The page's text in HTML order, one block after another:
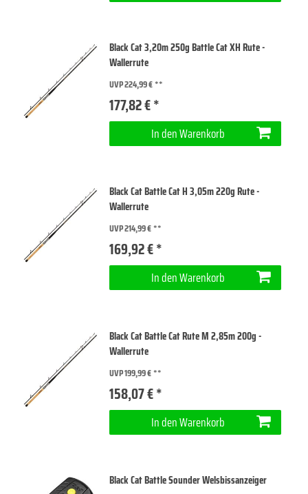
Black Cat 3,20m 250g Battle Cat XH Rute -
Wallerrute
UVP 224,99 €
177,82 € *
In den Warenkorb
Black Cat Battle Cat H 3,05m 220g Rute -
Wallerrute
UVP 214,99 €
169,92 € *
In den Warenkorb
Black Cat Battle Cat Rute M 2,85m 200g -
Wallerrute
UVP 199,99 €
158,07 € *
In den Warenkorb
Black Cat Battle Sounder Welsbissanzeiger